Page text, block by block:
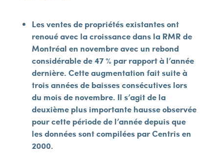
Les ventes de propriétés existantes ont
renoué avec la croissance dans la RMR de
Montréal en novembre avec un rebond
considérable de 47 % par rapport à l’année
dernière. Cette augmentation fait suite à
trois années de baisses consécutives lors
du mois de novembre. Il s’agit de la
deuxième plus importante hausse observée
pour cette période de l’année depuis que
les données sont compilées par Centris en
2000.